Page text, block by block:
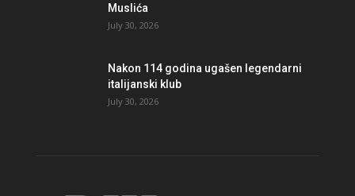
Muslića
July 30, 2026
Nakon 114 godina ugašen legendarni
italijanski klub
July 30, 2026